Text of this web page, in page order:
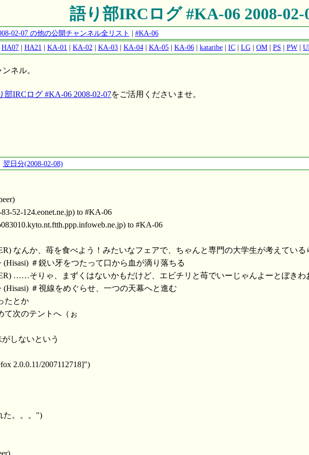
語り部IRCログ #KA-06 2008-02-
02-07 の他の公開チャンネル全リスト | #KA-06
HA07| HA21 | KA-01 | KA-02 | KA-03| KA-04| KA-05| KA-06| kataribe| IC| LG| OM| PS | PW|
ネル。
部IRCログ #KA-06 2008-02-07をご活用くださいませ。
翌日分(2008-02-08)
52-124.eonet.ne.jp) to #KA-06
to #KA-06
なんか、苺を食べよう！みたいなフェアで、ちゃんと専門の大学生が考えている
(Hisasi) ＃鋭い牙をつたって口から血が滴り落ちる
……そりゃ、まずくはないかもだけど、エビチリと苺でいーじゃんよーとぼきわ
(Hisasi) ＃視線をめぐらせ、一つの天幕へと進む
たとか
て次のテントへ（ぉ
しないという
2.0.0.11/2007112718]")
た。。。")